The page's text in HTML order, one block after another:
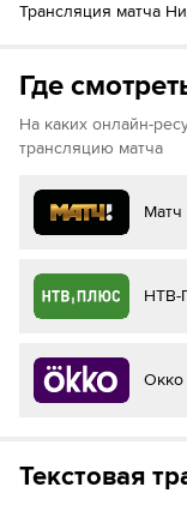
Ваут
Ян Паул ван
Трансляция матча
Где
На каких онлайн-
трансляцию матча
Матч
Как
Матч ТВ
Инструкция
Перейдите
Далее
Как смотреть
на НТВ ПЛЮС
Перейдите
Окко
на Окко ТВ
Текстовая